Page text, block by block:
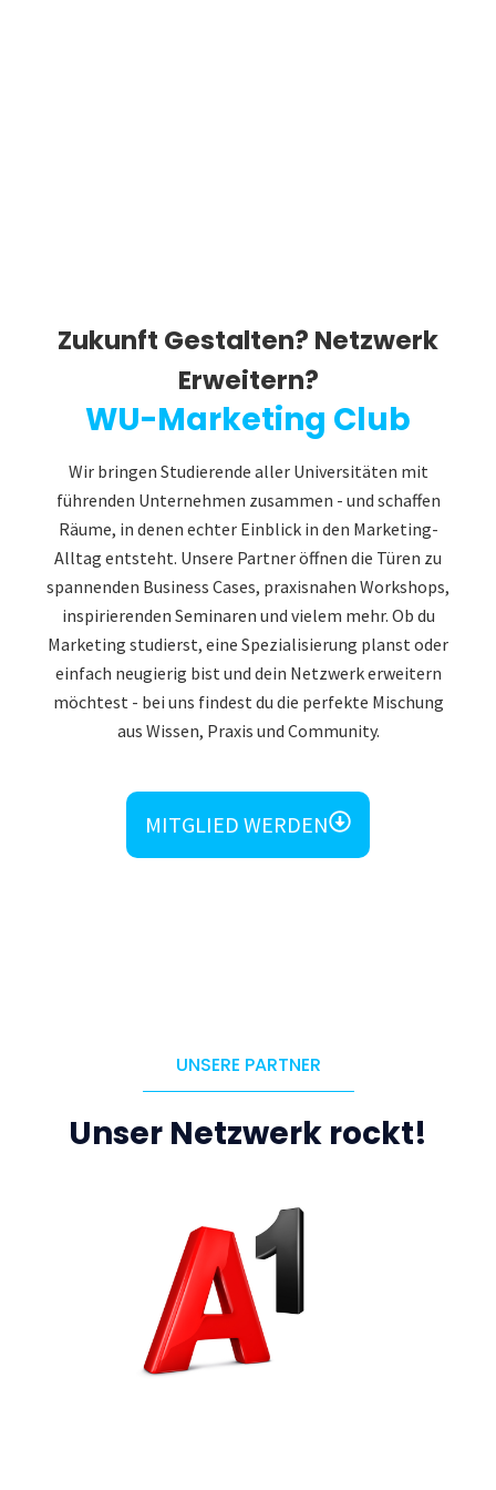
Zukunft Gestalten? Netzwerk
Erweitern?
WU-Marketing Club
Wir bringen Studierende aller Universitäten mit
führenden Unternehmen zusammen - und schaffen
Räume, in denen echter Einblick in den Marketing-
Alltag entsteht. Unsere Partner öffnen die Türen zu
spannenden Business Cases, praxisnahen Workshops,
inspirierenden Seminaren und vielem mehr. Ob du
Marketing studierst, eine Spezialisierung planst oder
einfach neugierig bist und dein Netzwerk erweitern
möchtest - bei uns findest du die perfekte Mischung
aus Wissen, Praxis und Community.
MITGLIED WERDEN
UNSERE PARTNER
Unser Netzwerk rockt!